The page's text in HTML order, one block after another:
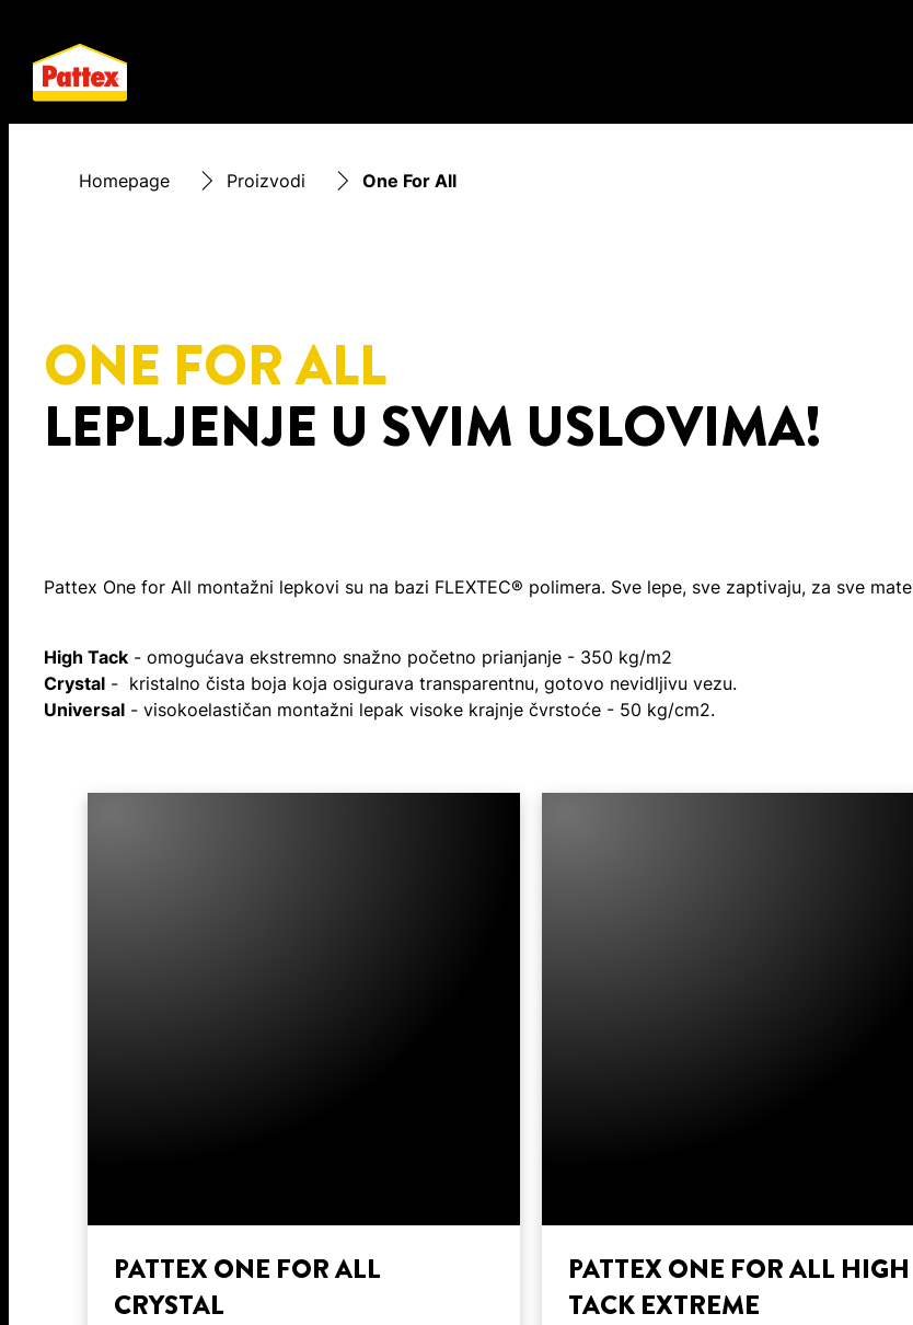
Homepage Proizvodi One For All
ONE FOR ALL
LEPLJENJE U SVIM USLOVIMA!
Pattex One for All montažni lepkovi su na bazi FLEXTEC® polimera. Sve lepe, sve zaptivaju, za sve
High Tack - omogućava ekstremno snažno početno prianjanje - 350 kg/m2
Crystal - kristalno čista boja koja osigurava transparentnu, gotovo nevidljivu vezu.
Universal - visokoelastičan montažni lepak visoke krajnje čvrstoće - 50 kg/cm2.
PATTEX ONE FOR ALL
CRYSTAL
PATTEX ONE FOR ALL HIGH
TACK EXTREME